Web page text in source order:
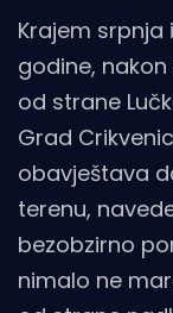
Krajem
godine,
od strane
Grad
obavještava
terenu,
bezobzirno
nimalo ne